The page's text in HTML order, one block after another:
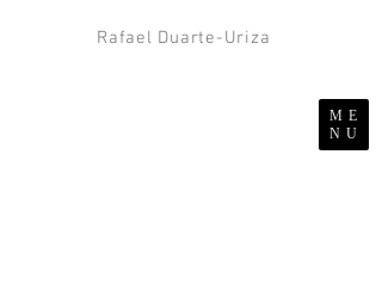
ME
NU
Rafael Duarte-Uriza